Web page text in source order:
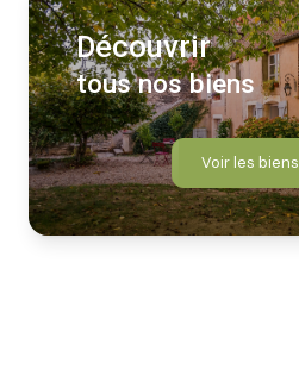
découvrir
tous nos biens
Voir les biens